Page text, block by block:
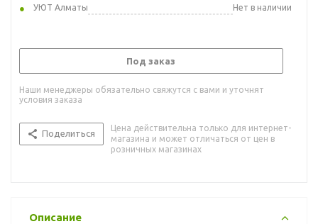
УЮТ Алматы
Нет в наличии
Под заказ
Наши менеджеры обязательно свяжутся с вами и уточнят
условия заказа
Поделиться
Цена действительна только для интернет-
магазина и может отличаться от цен в
розничных магазинах
Описание